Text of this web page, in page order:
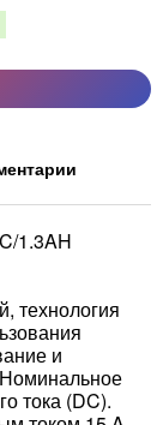
1.3AH
технология
и
тока (DC).